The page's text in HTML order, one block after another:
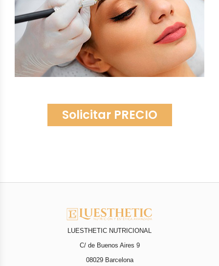
Solicitar PRECIO
LUESTHETIC NUTRICIONAL
C/ de Buenos Aires 9
08029 Barcelona